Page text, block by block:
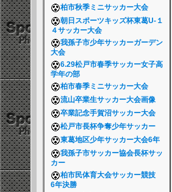
柏市秋季ミニサッカー大会
朝日スポーツキッズ杯東葛U-１
４サッカー大会
我孫子市少年サッカーガーデン
大会
6.29松戸市春季サッカー女子高
学年の部
柏市春季ミニサッカー大会
流山卒業生サッカー大会画像
卒業記念手賀沼サッカー大会
松戸市長杯争奪少年サッカー
東葛地区少年サッカー大会6年
我孫子市サッカー協会長杯サッ
カー
柏市民体育大会サッカー競技
6年決勝